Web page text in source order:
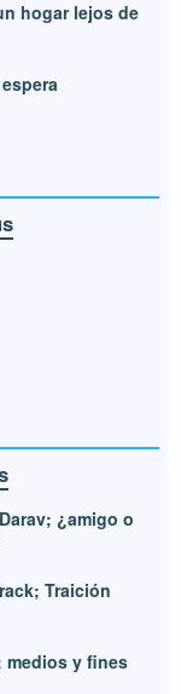
hogar lejos de
¿amigo o
Traición
medios y fines